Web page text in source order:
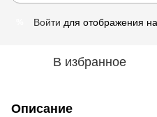
Войти для отображения
В избранное
Описание